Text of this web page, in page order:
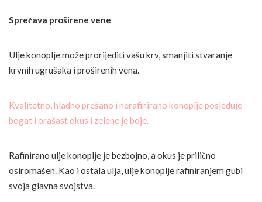
Sprečava proširene vene
Ulje konoplje može prorijediti vašu krv, smanjiti stvaranje
krvnih ugrušaka i proširenih vena.
Kvalitetno, hladno prešano i nerafinirano konoplje posjeduje
bogat i orašast okus i zelene je boje.
Rafinirano ulje konoplje je bezbojno, a okus je prilično
osiromašen. Kao i ostala ulja, ulje konoplje rafiniranjem gubi
svoja glavna svojstva.